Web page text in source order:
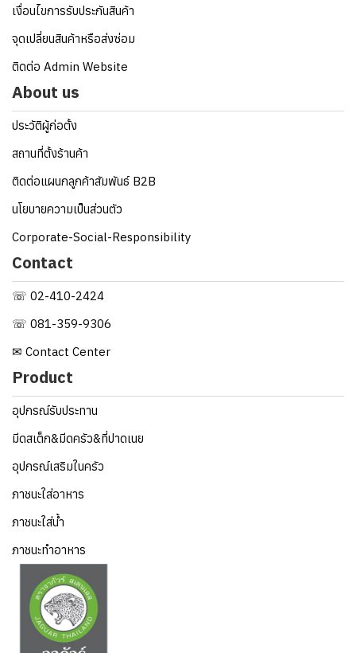
เงื่อนไขการรับประกันสินค้า
จุดเปลี่ยนสินค้าหรือส่งซ่อม
ติดต่อ Admin Website
About us
ประวัติผู้ก่อตั้ง
สถานที่ตั้งร้านค้า
ติดต่อแผนกลูกค้าสัมพันธ์ B2B
นโยบายความเป็นส่วนตัว
Corporate-Social-Responsibility
Contact
☏ 02-410-2424
☏ 081-359-9306
✉ Contact Center
Product
อุปกรณ์รับประทาน
มีดสเต็ก&มีดครัว&ที่ปาดเนย
อุปกรณ์เสริมในครัว
ภาชนะใส่อาหาร
ภาชนะใส่น้ำ
ภาชนะทำอาหาร